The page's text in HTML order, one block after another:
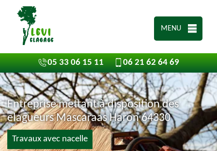
MENU
05 33 06 15 11 06 21 62 64 69
Entreprise mettant à disposition des
elagueurs Mascaraas Haron 64330
Travaux avec nacelle